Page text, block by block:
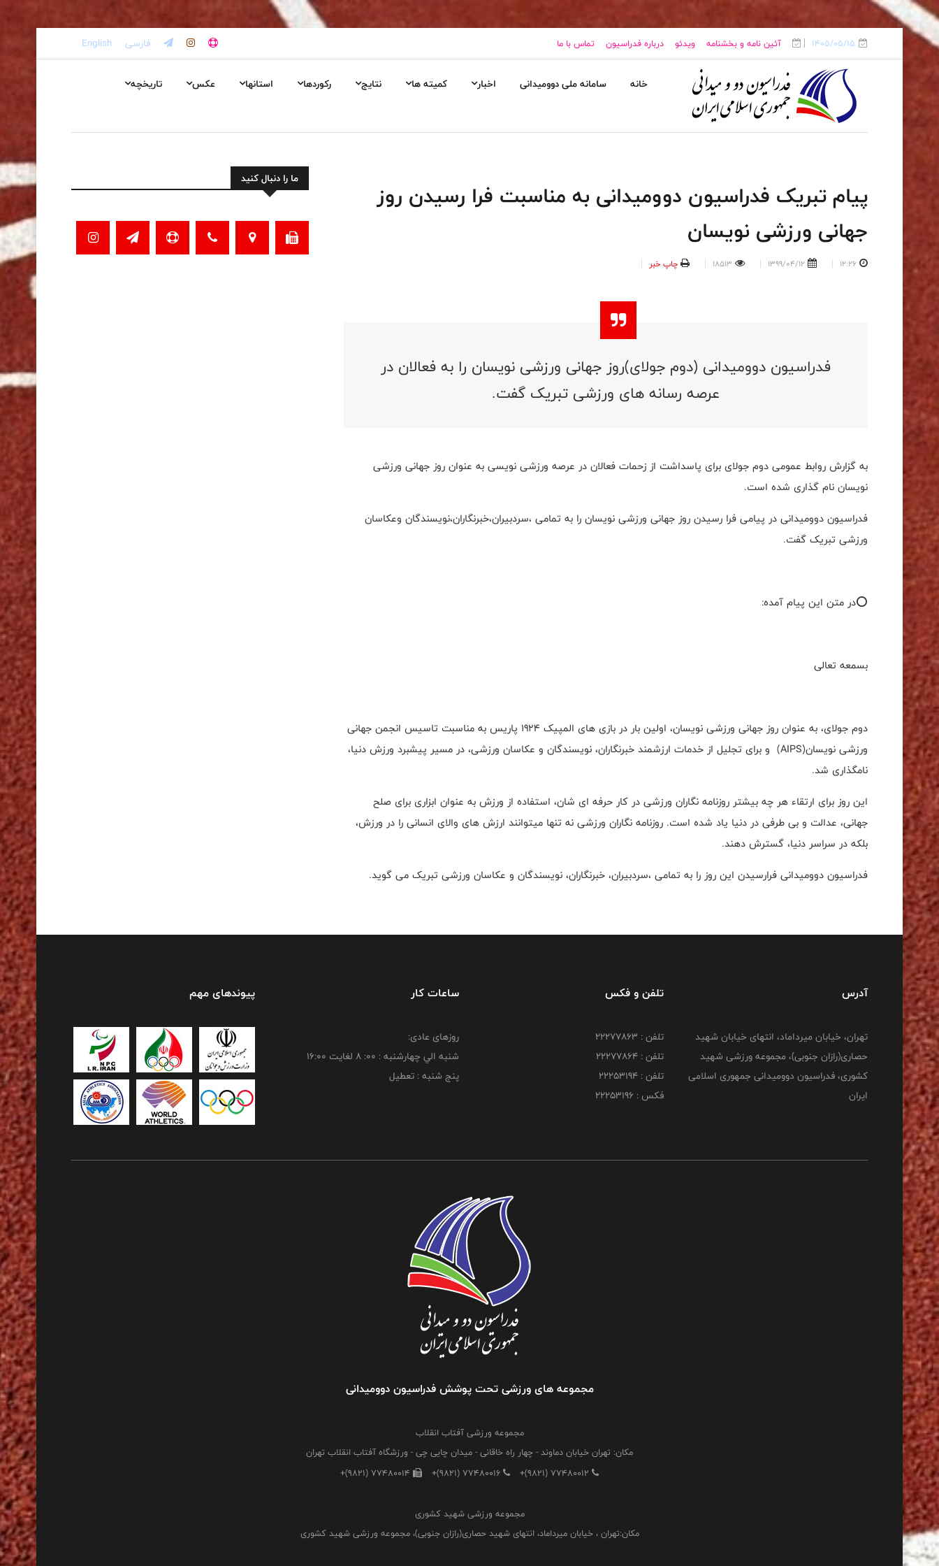
1405/05/15 آئین نامه و بخشنامه ویدئو درباره فدراسیون تماس با ما فارسی English
خانه سامانه ملی دوومیدانی اخبار کمیته ها نتایج رکوردها استانها عکس تاریخچه
پیام تبریک فدراسیون دوومیدانی به مناسبت فرا رسیدن روز
جهانی ورزشی نویسان
12:26
1399/04/12
18513 چاپ خبر
فدراسیون دوومیدانی (دوم جولای)روز جهانی ورزشی نویسان را به فعالان در
عرصه رسانه های ورزشی تبریک گفت.
به گزارش روابط عمومی دوم جولای برای پاسداشت از زحمات فعالان در عرصه ورزشی نویسی به عنوان روز جهانی ورزشی
نویسان نام گذاری شده است.
فدراسیون دوومیدانی در پیامی فرا رسیدن روز جهانی ورزشی نویسان را به تمامی ،سردبیران،خبرنگاران،نویسندگان وعکاسان
ورزشی تبریک گفت.
⭕️در متن این پیام آمده:
بسمعه تعالی
دوم جولای، به عنوان روز جهانی ورزشی نویسان، اولین بار در بازی های المپیک 1924 پاریس به مناسبت تاسیس انجمن جهانی
ورزشی نویسان(AIPS) و برای تجلیل از خدمات ارزشمند خبرنگاران، نویسندگان و عکاسان ورزشی، در مسیر پیشبرد ورزش دنیا،
نامگذاری شد.
این روز برای ارتقاء هر چه بیشتر روزنامه نگاران ورزشی در کار حرفه ای شان، استفاده از ورزش به عنوان ابزاری برای صلح
جهانی، عدالت و بی طرفی در دنیا یاد شده است. روزنامه نگاران ورزشی نه تنها میتوانند ارزش های والای انسانی را در ورزش،
بلکه در سراسر دنیا، گسترش دهند.
فدراسیون دوومیدانی فرارسیدن این روز را به تمامی ،سردبیران، خبرنگاران، نویسندگان و عکاسان ورزشی تبریک می گوید.
ما را دنبال کنید
آدرس
تهران، خیابان میرداماد، انتهای خیابان شهید
حصاری(رازان جنوبی)، مجموعه ورزشی شهید
کشوری، فدراسیون دوومیدانی جمهوری اسلامی
ایران
تلفن و فکس
تلفن : 22277863
تلفن : 22277864
تلفن : 22253194
فکس : 22253196
ساعات کار
روزهای عادی:
شنبه الي چهارشنبه : 00: 8 لغايت 16:00
پنج شنبه : تعطیل
پیوندهای مهم
مجموعه های ورزشی تحت پوشش فدراسیون دوومیدانی
مجموعه ورزشی آفتاب انقلاب
مکان: تهران خیابان دماوند - چهار راه خاقانی - میدان چایی چی - ورزشگاه آفتاب انقلاب تهران
+(9821) 77480012
+(9821) 77480016
+(9821) 77480014
مجموعه ورزشی شهید کشوری
مکان:تهران ، خیابان میرداماد، انتهای شهید حصاری(رازان جنوبی)، مجموعه ورزشی شهید کشوری